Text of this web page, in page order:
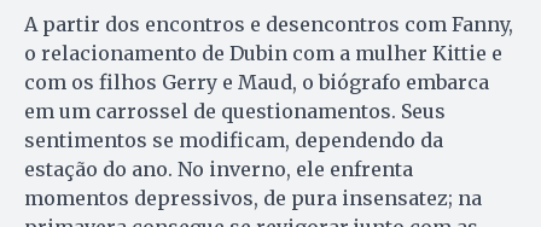
A partir dos encontros e desencontros com Fanny,
o relacionamento de Dubin com a mulher Kittie e
com os filhos Gerry e Maud, o biógrafo embarca
em um carrossel de questionamentos. Seus
sentimentos se modificam, dependendo da
estação do ano. No inverno, ele enfrenta
momentos depressivos, de pura insensatez; na